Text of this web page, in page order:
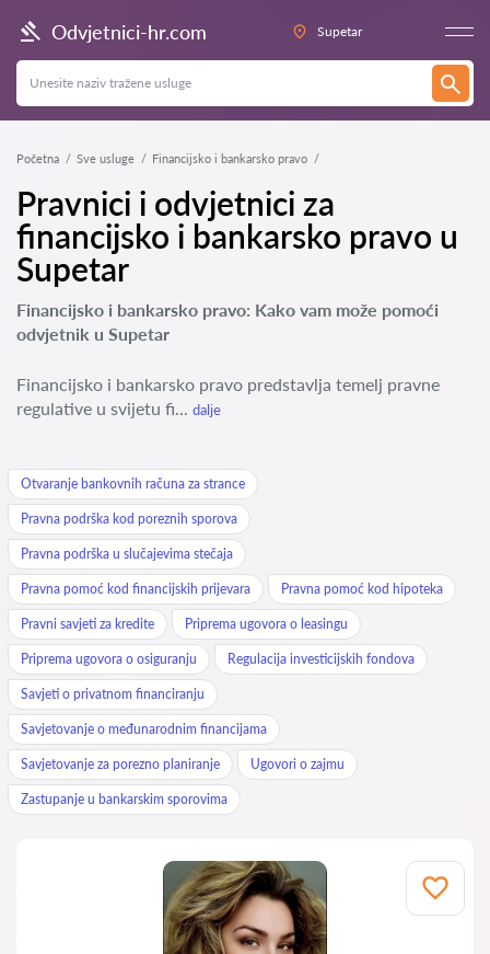
Odvjetnici-hr.com Supetar
Početna Sve usluge Financijsko i bankarsko pravo
Pravnici i odvjetnici za
financijsko i bankarsko pravo u
Supetar
Financijsko i bankarsko pravo: Kako vam može pomoći
odvjetnik u Supetar
Financijsko i bankarsko pravo predstavlja temelj pravne
regulative u svijetu fi... dalje
Otvaranje bankovnih računa za strance
Pravna podrška kod poreznih sporova
Pravna podrška u slučajevima stečaja
Pravna pomoć kod financijskih prijevara Pravna pomoć kod hipoteka
Pravni savjeti za kredite Priprema ugovora o leasingu
Priprema ugovora o osiguranju Regulacija investicijskih fondova
Savjeti o privatnom financiranju
Savjetovanje o međunarodnim financijama
Savjetovanje za porezno planiranje Ugovori o zajmu
Zastupanje u bankarskim sporovima